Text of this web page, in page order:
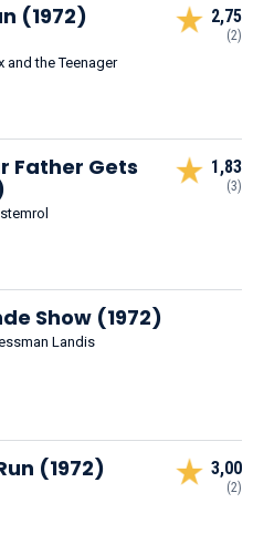
(1972)
and the Teenager
2,75
(2)
Father Gets
stemrol
1,83
(3)
Show (1972)
Landis
(1972) 3,00
(2)